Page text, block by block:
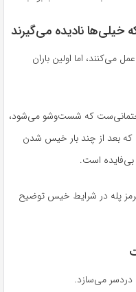
خیلی‌ها نادیده می‌گیرند
اما اولین باران
که شست‌وشو می‌شود،
که بعد از چند بار خیس شدن
است.
ترمز پله در شرایط خیس توضیح
دردسر می‌سازد.